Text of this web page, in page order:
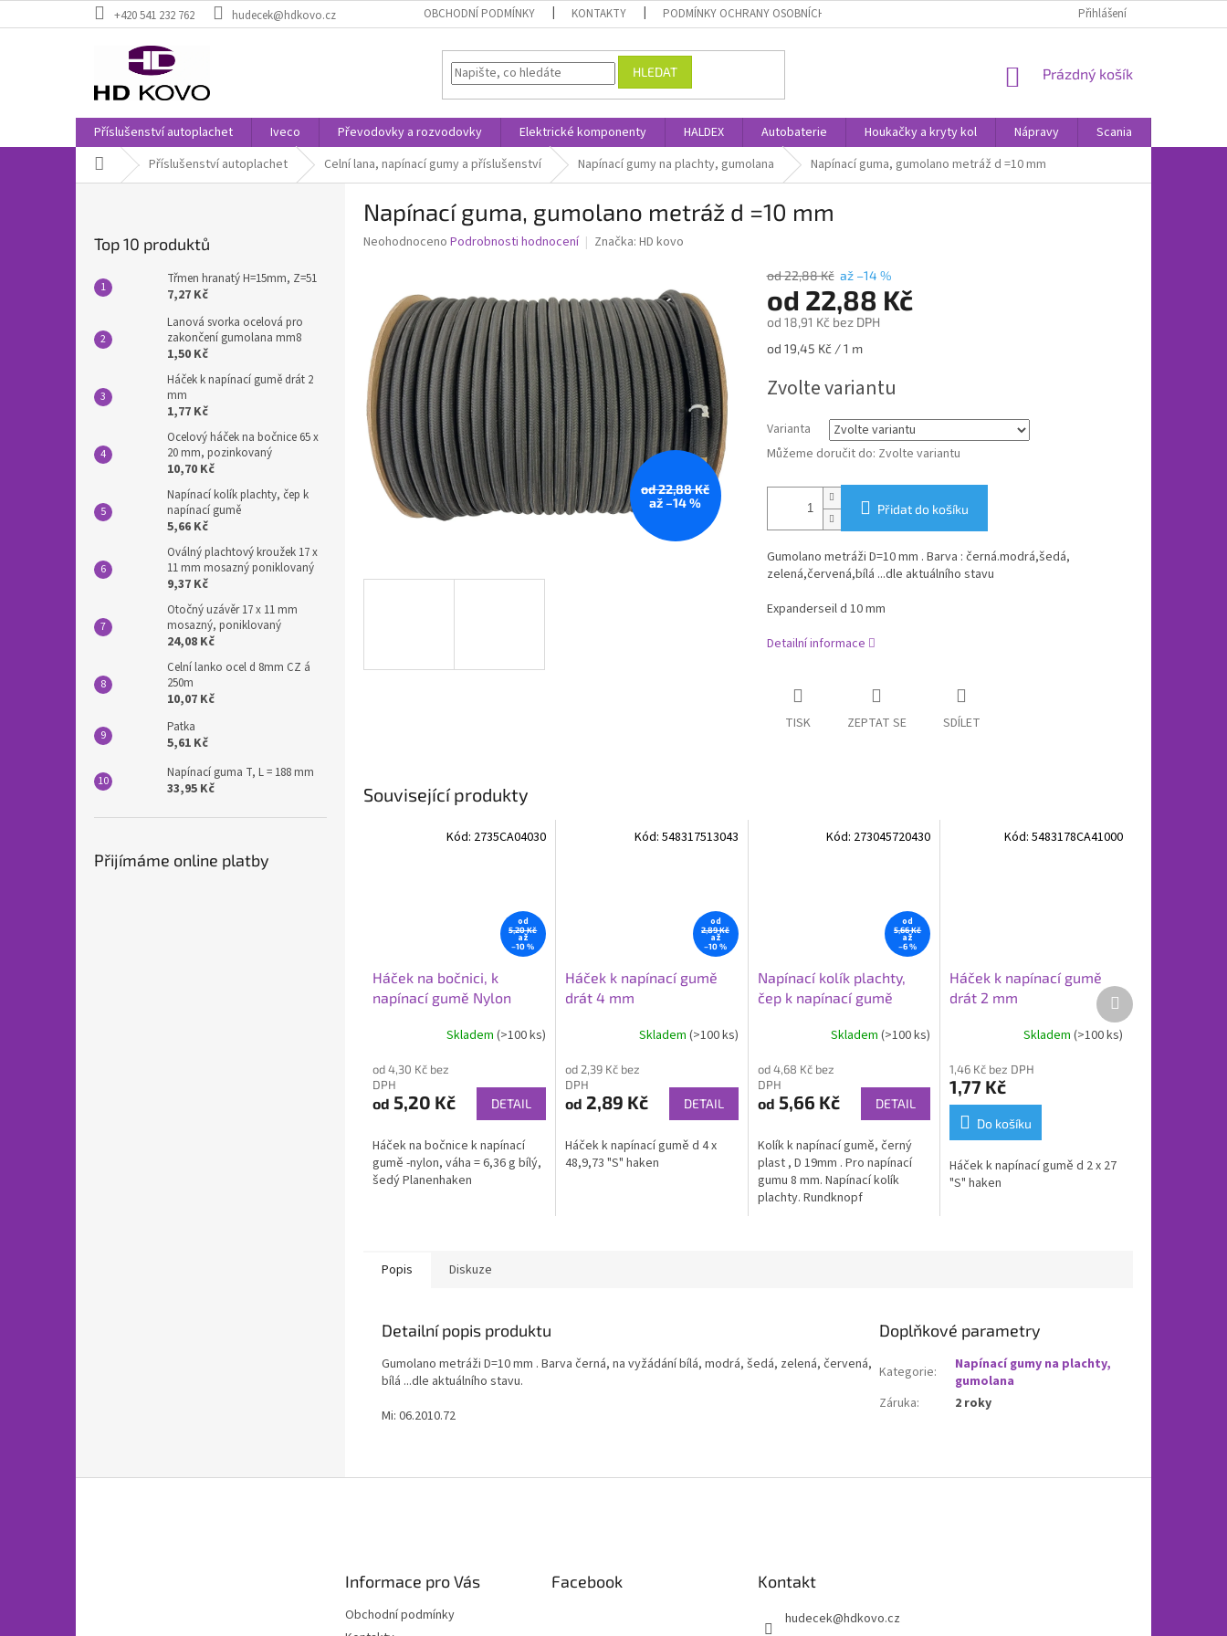
na
+420 541 232 762 hudecek@hdkovo.cz OBCHODNÍ PODMÍNKY KONTAKTY PODMÍNKY OCHRANY OSOBNÍCH ÚDAJŮ POUČENÍ O PRÁVU NA ODSTOUPENÍ OD SMLOUVY
Přihlášení
HLEDAT
NÁKUPNÍ
Prázdný košík
Příslušenství autoplachet Iveco Převodovky a rozvodovky Elektrické komponenty HALDEX Autobaterie Houkačky a kryty kol Nápravy Scania
Domů Příslušenství autoplachet Celní lana, napínací gumy a příslušenství Napínací gumy na plachty, gumolana Napínací guma, gumolano metráž d =10 mm
Top 10 produktů
Třmen hranatý H=15mm, Z=51
7,27 Kč
Lanová svorka ocelová pro
zakončení gumolana mm8
1,50 Kč
Háček k napínací gumě drát 2
mm
1,77 Kč
Ocelový háček na bočnice 65 x
20 mm, pozinkovaný
10,70 Kč
Napínací kolík plachty, čep k
napínací gumě
5,66 Kč
Oválný plachtový kroužek 17 x
11 mm mosazný poniklovaný
9,37 Kč
Otočný uzávěr 17 x 11 mm
mosazný, poniklovaný
24,08 Kč
Celní lanko ocel d 8mm CZ á
250m
10,07 Kč
Patka
5,61 Kč
Napínací guma T, L = 188 mm
33,95 Kč
Přijímáme online platby
Napínací guma, gumolano metráž d =10 mm
Průměrné
hvězdiček.
Neohodnoceno Podrobnosti hodnocení Značka: HD kovo
od 22,88 Kč
až –14 %
od 22,88 Kč až –14 %
od 22,88 Kč
od 18,91 Kčbez DPH
Měrná
od 19,45 Kč / 1 m
Zvolte variantu
Varianta
Můžeme doručit do: Zvolte variantu
Přidat do košíku
Gumolano metráži D=10 mm . Barva : černá.modrá,šedá,
zelená,červená,bílá ...dle aktuálního stavu
Expanderseil d 10 mm
Detailní informace
TISK ZEPTAT SE SDÍLET
Související produkty
od
5,20 Kč
až
–10 %
Háček na bočnici, k
napínací gumě Nylon
Skladem (>100 ks)
od 4,30 Kč bez
DPH
od 5,20 Kč DETAIL
Háček na bočnice k napínací
gumě -nylon, váha = 6,36 g bílý,
šedý Planenhaken
Kód: 2735CA04030
od
2,89 Kč
až
–10 %
Háček k napínací gumě
drát 4 mm
Skladem (>100 ks)
od 2,39 Kč bez
DPH
od 2,89 Kč DETAIL
Háček k napínací gumě d 4 x
48,9,73 "S" haken
Kód: 548317513043
od
5,66 Kč
až
–6 %
Napínací kolík plachty,
čep k napínací gumě
Skladem(>100 ks)
od 4,68 Kč bez
DPH
od 5,66 Kč DETAIL
Kolík k napínací gumě, černý
plast , D 19mm . Pro napínací
gumu 8 mm. Napínací kolík
plachty. Rundknopf
Kód: 273045720430
Háček k napínací gumě
drát 2 mm
Skladem (>100 ks)
1,46 Kč bez DPH
1,77 Kč
Do košíku
Háček k napínací gumě d 2 x 27
"S" haken
Kód: 5483178CA41000
Další
produkt
Popis Diskuze
Detailní popis produktu
Gumolano metráži D=10 mm . Barva černá, na vyžádání bílá, modrá, šedá, zelená, červená,
bílá ...dle aktuálního stavu.
Mi: 06.2010.72
Doplňkové parametry
Kategorie:
Napínací gumy na plachty,
gumolana
Záruka: 2 roky
Informace pro Vás
Obchodní podmínky
Facebook Kontakt
hudecek@hdkovo.cz